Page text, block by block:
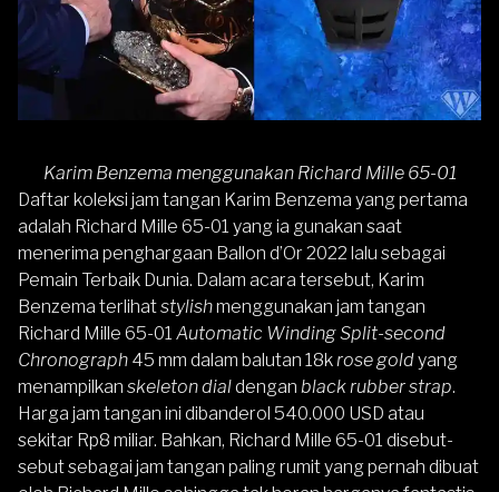
Karim Benzema menggunakan Richard Mille 65-01
Daftar koleksi jam tangan Karim Benzema yang pertama
adalah Richard Mille 65-01 yang ia gunakan saat
menerima penghargaan Ballon d’Or 2022 lalu sebagai
Pemain Terbaik Dunia. Dalam acara tersebut, Karim
Benzema terlihatstylishmenggunakan jam tangan
Richard Mille 65-01 Automatic Winding Split-second
Chronograph 45 mm dalam balutan 18krose goldyang
menampilkan skeleton dialdengan black rubber strap.
Harga jam tangan ini dibanderol 540.000 USD atau
sekitar Rp8 miliar. Bahkan, Richard Mille 65-01 disebut-
sebut sebagai jam tangan paling rumit yang pernah dibuat